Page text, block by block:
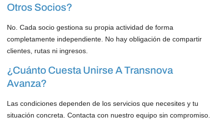
Otros Socios?
No. Cada socio gestiona su propia actividad de forma
completamente independiente. No hay obligación de compartir
clientes, rutas ni ingresos.
¿Cuánto Cuesta Unirse A Transnova
Avanza?
Las condiciones dependen de los servicios que necesites y tu
situación concreta. Contacta con nuestro equipo sin compromiso.